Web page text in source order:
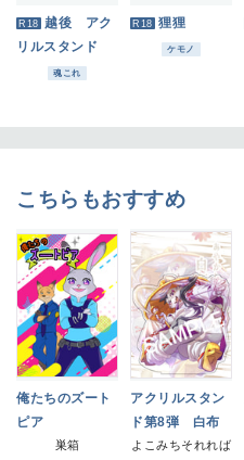
R18 越後 アク
リルスタンド
魂これ
R18 狸狸
ケモノ
こちらもおすすめ
俺たちのズート
ピア
巣箱
アクリルスタン
ド第8弾 白布
よこみちそれれば